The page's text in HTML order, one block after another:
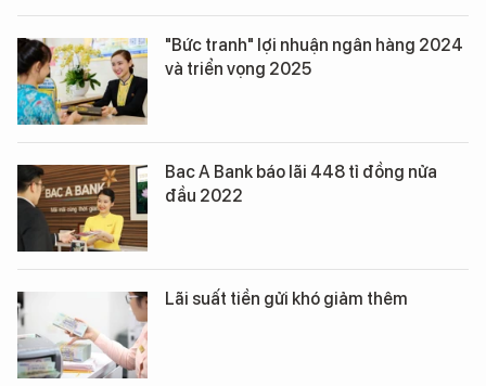
"Bức tranh" lợi nhuận ngân hàng 2024
và triển vọng 2025
Bac A Bank báo lãi 448 tỉ đồng nửa
đầu 2022
Lãi suất tiền gửi khó giảm thêm